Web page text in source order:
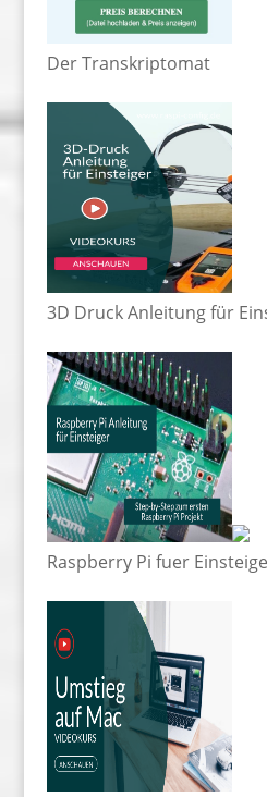
Der Transkriptomat
3D Druck Anleitung für
Raspberry Pi fuer